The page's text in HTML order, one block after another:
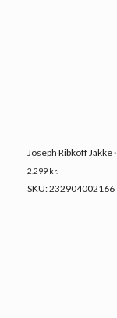
Joseph Ribkoff Jakke ·
2.299 kr.
SKU: 232904002166